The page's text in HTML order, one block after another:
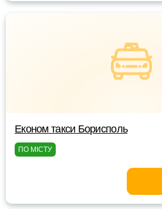
Економ такси Борисполь
ПО МІСТУ